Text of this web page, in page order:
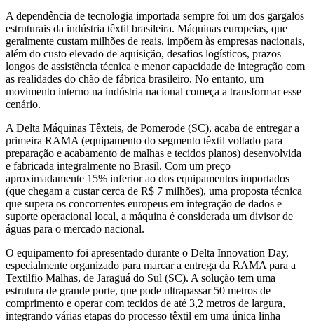
A dependência de tecnologia importada sempre foi um dos gargalos
estruturais da indústria têxtil brasileira. Máquinas europeias, que
geralmente custam milhões de reais, impõem às empresas nacionais,
além do custo elevado de aquisição, desafios logísticos, prazos
longos de assistência técnica e menor capacidade de integração com
as realidades do chão de fábrica brasileiro. No entanto, um
movimento interno na indústria nacional começa a transformar esse
cenário.
A Delta Máquinas Têxteis, de Pomerode (SC), acaba de entregar a
primeira RAMA (equipamento do segmento têxtil voltado para
preparação e acabamento de malhas e tecidos planos) desenvolvida
e fabricada integralmente no Brasil. Com um preço
aproximadamente 15% inferior ao dos equipamentos importados
(que chegam a custar cerca de R$ 7 milhões), uma proposta técnica
que supera os concorrentes europeus em integração de dados e
suporte operacional local, a máquina é considerada um divisor de
águas para o mercado nacional.
O equipamento foi apresentado durante o Delta Innovation Day,
especialmente organizado para marcar a entrega da RAMA para a
Textilfio Malhas, de Jaraguá do Sul (SC). A solução tem uma
estrutura de grande porte, que pode ultrapassar 50 metros de
comprimento e operar com tecidos de até 3,2 metros de largura,
integrando várias etapas do processo têxtil em uma única linha